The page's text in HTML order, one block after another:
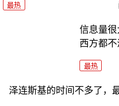
最热
信息量
西方都不
最热
泽连斯基的时间不多了，